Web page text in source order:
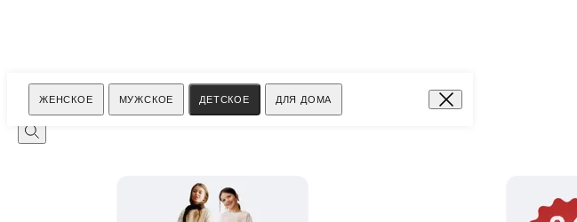
ЖЕНСКОЕ МУЖСКОЕ ДЕТСКОЕ ДЛЯ ДОМА
Поиск